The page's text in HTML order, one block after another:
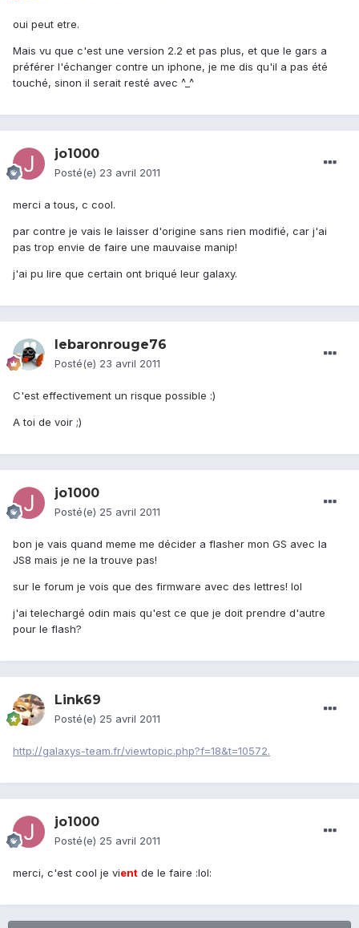
oui peut etre.
Mais vu que c'est une version 2.2 et pas plus, et que le gars a
préférer l'échanger contre un iphone, je me dis qu'il a pas été
touché, sinon il serait resté avec ^_^
jo1000
Posté(e) 23 avril 2011
merci a tous, c cool.
par contre je vais le laisser d'origine sans rien modifié, car j'ai
pas trop envie de faire une mauvaise manip!
j'ai pu lire que certain ont briqué leur galaxy.
lebaronrouge76
Posté(e) 23 avril 2011
C'est effectivement un risque possible :)
A toi de voir ;)
jo1000
Posté(e) 25 avril 2011
bon je vais quand meme me décider a flasher mon GS avec la
JS8 mais je ne la trouve pas!
sur le forum je vois que des firmware avec des lettres! lol
j'ai telechargé odin mais qu'est ce que je doit prendre d'autre
pour le flash?
Link69
Posté(e) 25 avril 2011
http://galaxys-team.fr/viewtopic.php?f=18&t=10572.
jo1000
Posté(e) 25 avril 2011
merci, c'est cool je vient de le faire :lol: